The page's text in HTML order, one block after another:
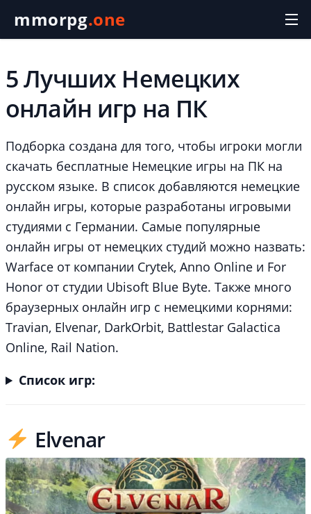
mmorpg.one
5 Лучших Немецких
онлайн игр на ПК
Подборка создана для того, чтобы игроки могли
скачать бесплатные Немецкие игры на ПК на
русском языке. В список добавляются немецкие
онлайн игры, которые разработаны игровыми
студиями с Германии. Самые популярные
онлайн игры от немецких студий можно назвать:
Warface от компании Crytek, Anno Online и For
Honor от студии Ubisoft Blue Byte. Также много
браузерных онлайн игр с немецкими корнями:
Travian, Elvenar, DarkOrbit, Battlestar Galactica
Online, Rail Nation.
Список игр:
Elvenar